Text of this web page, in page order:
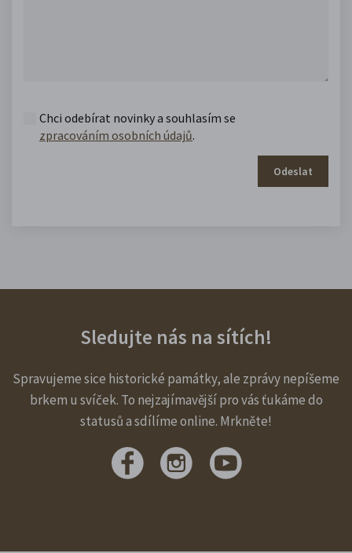
Chci odebírat novinky a souhlasím se
zpracováním osobních údajů.
Odeslat
Sledujte nás na sítích!
Spravujeme sice historické památky, ale zprávy nepíšeme
brkem u svíček. To nejzajímavější pro vás ťukáme do
statusů a sdílíme online. Mrkněte!